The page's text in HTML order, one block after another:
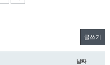
글쓰기
날짜